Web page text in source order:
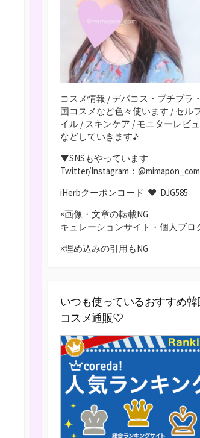
コスメ情報 / デパコス・プチプラ
国コスメなど色々使います / セル
イル / スキンケア / モニターレビ
などしていきます♪
▼SNSもやっています
Twitter/Instagram：@mimapon_com
iHerbクーポンコード ♥ DJG585
×画像・文章の転載NG
キュレーションサイト・個人ブロ
×埋め込みの引用もNG
いつも使っているおすすめ韓
コスメ通販♡